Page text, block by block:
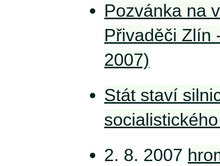
Pozvánka na
Přivaděči Zlín
2007)
Stát staví
2. 8. 2007